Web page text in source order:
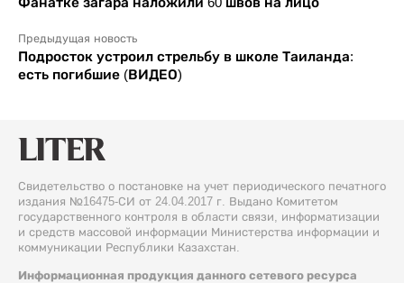
Предыдущая новость
Подросток устроил стрельбу в школе Таиланда:
есть погибшие (ВИДЕО)
Свидетельство о постановке на учет периодического печатного
издания №16475-СИ от 24.04.2017 г. Выдано Комитетом
государственного контроля в области связи, информатизации
и средств массовой информации Министерства информации и
коммуникации Республики Казахстан.
Информационная продукция данного сетевого ресурса